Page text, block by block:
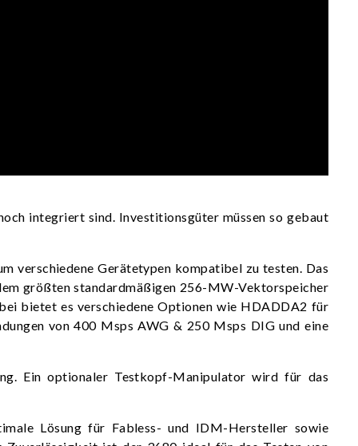
integriert sind. Investitionsgüter müssen so gebaut
verschiedene Gerätetypen kompatibel zu testen. Das
größten standardmäßigen 256-MW-Vektorspeicher
bietet es verschiedene Optionen wie HDADDA2 für
von 400 Msps AWG & 250 Msps DIG und eine
Ein optionaler Testkopf-Manipulator wird für das
Lösung für Fabless- und IDM-Hersteller sowie